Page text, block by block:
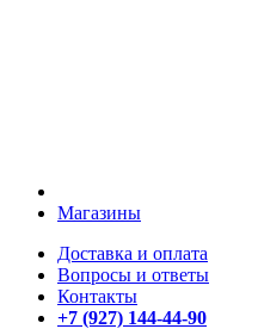
Магазины
Доставка и оплата
Вопросы и ответы
Контакты
+7 (927) 144-44-90